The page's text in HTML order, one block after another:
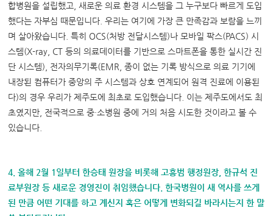
합병원을 설립했고, 새로운 의료 환경 시스템을 그 누구보다 빠르게 도입
했다는 자부심 때문입니다. 우리는 여기에 가장 큰 만족감과 보람을 느끼
며 살아왔습니다. 특히 OCS(처방 전달시스템)나 모바일 팍스(PACS) 시
스템(X-ray, CT 등의 의료데이터를 기반으로 스마트폰을 통한 실시간 진
단 시스템), 전자의무기록(EMR, 종이 없는 기록 방식으로 의료 기기에
내장된 컴퓨터가 중앙의 주 시스템과 상호 연계되어 원격 진료에 이용된
다)의 경우 우리가 제주도에 최초로 도입했습니다. 이는 제주도에서도 최
초였지만, 전국적으로 중·소병원 중에 거의 처음 시도한 것이라고 볼 수
있습니다.
4. 올해 2월 1일부터 한승태 원장을 비롯해 고흥범 행정원장, 한규석 진
료부원장 등 새로운 경영진이 취임했습니다. 한국병원이 새 역사를 쓰게
된 만큼 어떤 기대를 하고 계신지 혹은 어떻게 변화되길 바라시는지 한 말